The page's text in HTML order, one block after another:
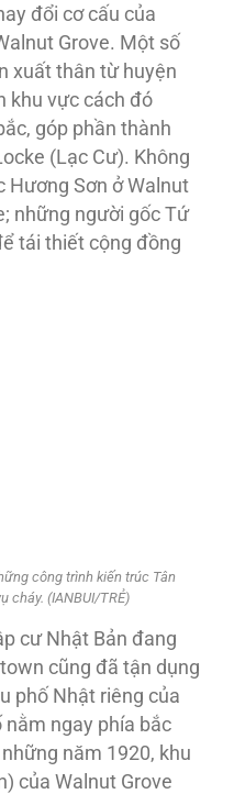
đổi cơ cấu của
Grove. Một số
xuất thân từ huyện
khu vực cách đó
góp phần thành
(Lạc Cư). Không
Hương Sơn ở Walnut
những người gốc Tứ
tái thiết cộng đồng
công trình kiến trúc Tân
cháy. (IANBUI/TRẺ)
cư Nhật Bản đang
cũng đã tận dụng
phố Nhật riêng của
nằm ngay phía bắc
năm 1920, khu
của Walnut Grove